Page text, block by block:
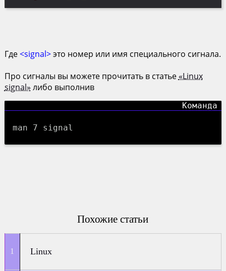
Где<signal>это номер или имя специального сигнала.
Про сигналы вы можете прочитать в статье«Linux
signal» либо выполнив
man 7 signal
Похожие статьи
Linux